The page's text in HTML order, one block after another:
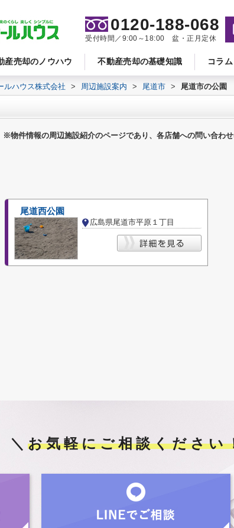
産売却のノウハウ 不動産売却の基礎知識 コラム
0120-188-068
受付時間／9:00～18:00 盆・正月定休
ルハウス株式会社 > 周辺施設案内 > 尾道市 > 尾道市の公園
※物件情報の周辺施設紹介のページであり、各店舗への問い合わせ
尾道西公園
広島県尾道市平原１丁目
＼ お気軽にご相談ください